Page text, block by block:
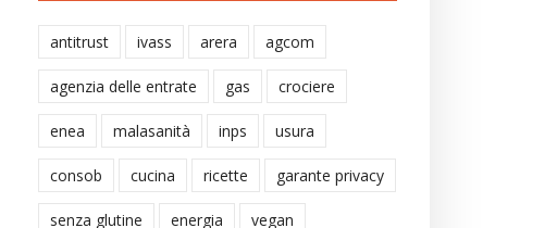
antitrust ivass arera agcom
agenzia delle entrate gas crociere
enea malasanità inps usura
consob cucina ricette garante privacy
senza glutine energia vegan